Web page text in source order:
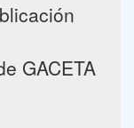
GACETA